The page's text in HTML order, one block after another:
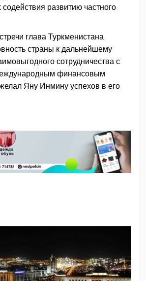
развитию частного
глава Туркменистана
страны к дальнейшему
сотрудничества с
финансовым
Яну Инмину успехов в его